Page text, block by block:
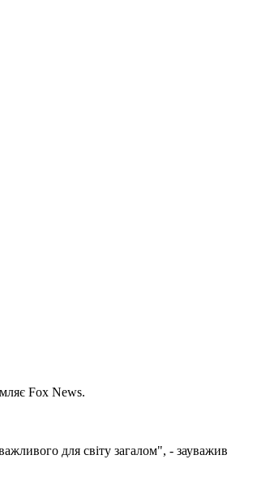
Fox News.
для світу загалом", - зауважив